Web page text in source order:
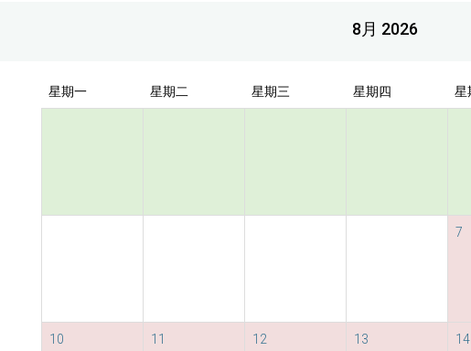
Stay 5 nights Free one
1 2
8月 2026
星期一 星期二 星期三 星期四 星
7
10 11 12 13 14